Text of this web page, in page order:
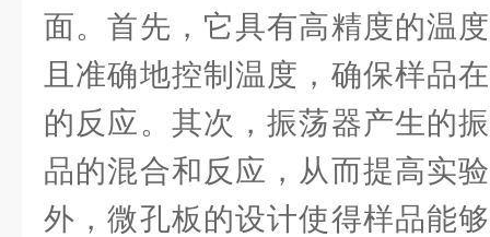
面。首先，它具有高精度的温
且准确地控制温度，确保样品
的反应。其次，振荡器产生的
品的混合和反应，从而提高实
外，微孔板的设计使得样品能